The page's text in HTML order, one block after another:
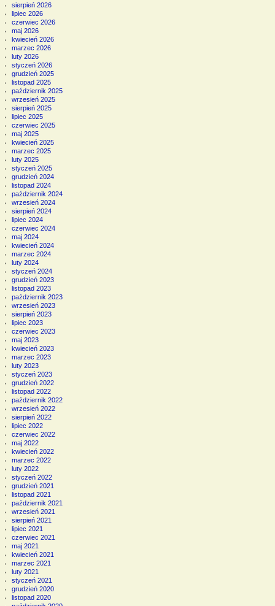
sierpień 2026
lipiec 2026
czerwiec 2026
maj 2026
kwiecień 2026
marzec 2026
luty 2026
styczeń 2026
grudzień 2025
listopad 2025
październik 2025
wrzesień 2025
sierpień 2025
lipiec 2025
czerwiec 2025
maj 2025
kwiecień 2025
marzec 2025
luty 2025
styczeń 2025
grudzień 2024
listopad 2024
październik 2024
wrzesień 2024
sierpień 2024
lipiec 2024
czerwiec 2024
maj 2024
kwiecień 2024
marzec 2024
luty 2024
styczeń 2024
grudzień 2023
listopad 2023
październik 2023
wrzesień 2023
sierpień 2023
lipiec 2023
czerwiec 2023
maj 2023
kwiecień 2023
marzec 2023
luty 2023
styczeń 2023
grudzień 2022
listopad 2022
październik 2022
wrzesień 2022
sierpień 2022
lipiec 2022
czerwiec 2022
maj 2022
kwiecień 2022
marzec 2022
luty 2022
styczeń 2022
grudzień 2021
listopad 2021
październik 2021
wrzesień 2021
sierpień 2021
lipiec 2021
czerwiec 2021
maj 2021
kwiecień 2021
marzec 2021
luty 2021
styczeń 2021
grudzień 2020
listopad 2020